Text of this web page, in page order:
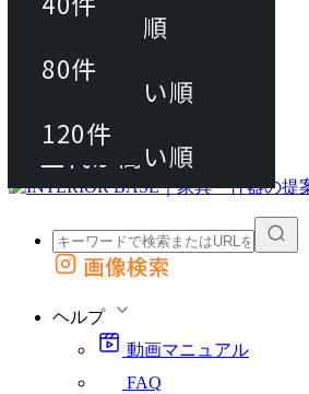
動画マニュアル
FAQ
カート
外部サイトの商品をカートに追加
画像検索
ヘルプ
動画マニュアル
FAQ
80件
120件
おすすめ順
上代が安い順
上代が高い順
80件
120件